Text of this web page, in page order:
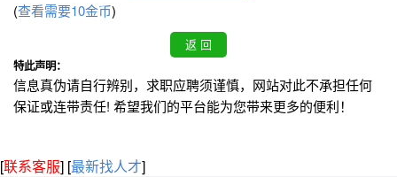
(查看需要10金币)
特此声明：
信息真伪请自行辨别，求职应聘须谨慎，网站对此不承担任何
保证或连带责任! 希望我们的平台能为您带来更多的便利！
[联系客服] [最新找人才]